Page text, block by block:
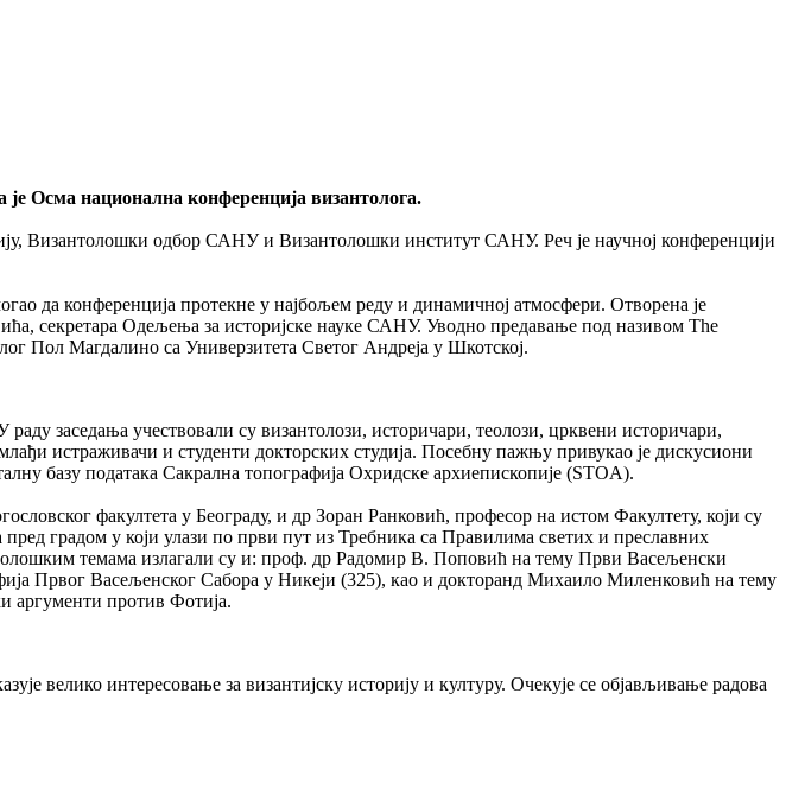
Осма национална конференција византолога.
Византолошки одбор САНУ и Византолошки институт САНУ. Реч је научној конференцији
да конференција протекне у најбољем реду и динамичној атмосфери. Отворена је
секретара Одељења за историјске науке САНУ. Уводно предавање под називом The
Пол Магдалино са Универзитета Светог Андреја у Шкотској.
заседања учествовали су византолози, историчари, теолози, црквени историчари,
истраживачи и студенти докторских студија. Пoсебну пажњу привукао је дискусиони
базу података Сакрална топографија Охридске архиепископије (STOA).
факултета у Београду, и др Зоран Ранковић, професор на истом Факултету, који су
градом у који улази по први пут из Требника са Правилима светих и преславних
темама излагали су и: проф. др Радомир В. Поповић на тему Први Васељенски
Првог Васељенског Сабора у Никеји (325), као и докторанд Михаило Миленковић на тему
аргументи против Фотија.
велико интересовање за византијску историју и културу. Очекује се објављивање радова